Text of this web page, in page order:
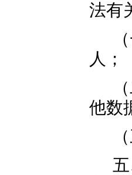
法有
人；
他数